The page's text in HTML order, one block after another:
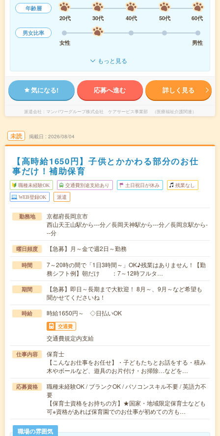
年齢層
20代
30代 40代 50代
60代
男女比率
女性
男性
もっと見る
気になる! 応募へ進む 詳しく見る
派遣会社 マンパワーグループ株式会社 ケアサービス事業部 （医療福祉介護関連）
未読 掲載日 2026/08/04
【高時給1650円】子供とかかわる部分のお仕
事だけ！補助保育
職種未経験OK 交通費別途支給あり 土日祝日が休み 残業なし
WEB登録OK 派遣
勤務地
京都府長岡京市
西山天王山駅から---分／長岡天神駅から---分／長岡京駅から-
--分
曜日頻度 【急募】月～金で週2日～勤務
時間
7～20時の間で「1日3時間～」OK♪残業はありません！【勤
務シフト例】朝だけ ：7～12時フルタ…
期間
【急募】即日～長期まで大歓迎！ 8月～、9月～など希望も
聞かせてくださいね！
時給 時給1650円～ ◇日払いOK
交通費
交通費規定内支給
仕事内容
保育士
【こんなお仕事をお任せ】・子どもたちとお話をする・積み
木やボールなど、遊具のお片付け・お掃除…などを…
応募資格
職種未経験OK / ブランクOK / パソコンスキル不要 / 英語力不
要
【保育士資格をお持ちの方】★国家・地域限定保育士なども
可※資格があれば保育園でのお仕事が初めての方も…
職場の雰囲気